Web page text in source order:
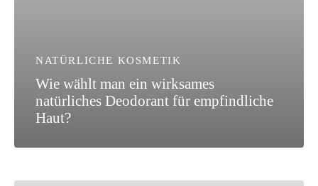
NATÜRLICHE KOSMETIK
Wie wählt man ein wirksames
natürliches Deodorant für empfindliche
Haut?